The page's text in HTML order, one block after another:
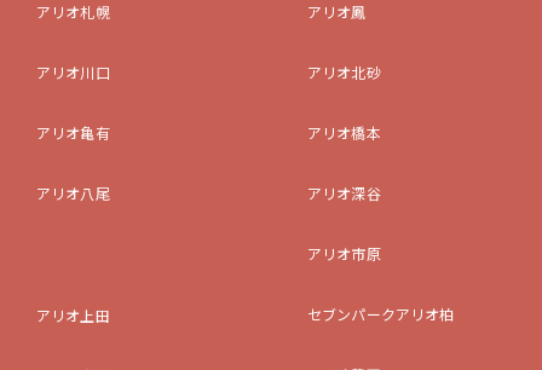
アリオ札幌
アリオ川口
アリオ亀有
アリオ八尾
アリオ上田
アリオ鳳
アリオ北砂
アリオ橋本
アリオ深谷
アリオ市原
セブンパークアリオ柏